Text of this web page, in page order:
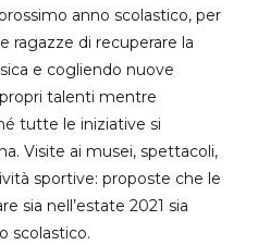
anno scolastico, per
ragazze di recuperare la
e cogliendo nuove
talenti mentre
tutte le iniziative si
Visite ai musei, spettacoli,
sportive: proposte che le
sia nell’estate 2021 sia
scolastico.